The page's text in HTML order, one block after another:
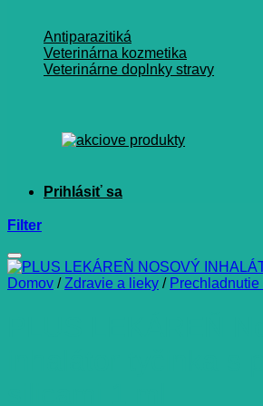
Antiparazitiká
Veterinárna kozmetika
Veterinárne doplnky stravy
Filter
Domov / Zdravie a lieky / Prechladnutie